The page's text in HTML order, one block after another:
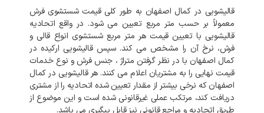
قالیشویی در کمال اصفهان به طور کلی قیمت شستشوی فرش
معمولاً بر حسب متر مربع تعیین می شود. در واقع اتحادیه
قالیشویی با تعیین قیمت هر متر مربع شستشوی انواع قالی و
فرش، نرخ آن را مشخص می کند. سپس قالیشویی ارکیده در
کمال اصفهان با در نظر گرفتن متراژ ، جنس فرش و نوع خدمات
قیمت نهایی را به مشتریان اعلام می کنند. هر قالیشویی در کمال
اصفهان که نرخی بیشتر از مقدار تعیین شده اتحادیه را از مشتری
دریافت کند، مرتکب عملی غیرقانونی شده است و این موضوع از
طریق اتحادیه و مراجع قانونی نیز قابل پیگیری می باشد.